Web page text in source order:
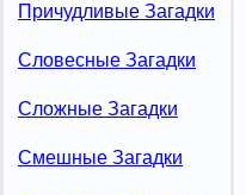
Причудливые Загадки
Словесные Загадки
Сложные Загадки
Смешные Загадки